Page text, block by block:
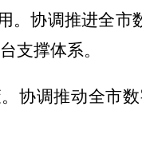
。协调推进全市
支撑体系。
协调推动全市